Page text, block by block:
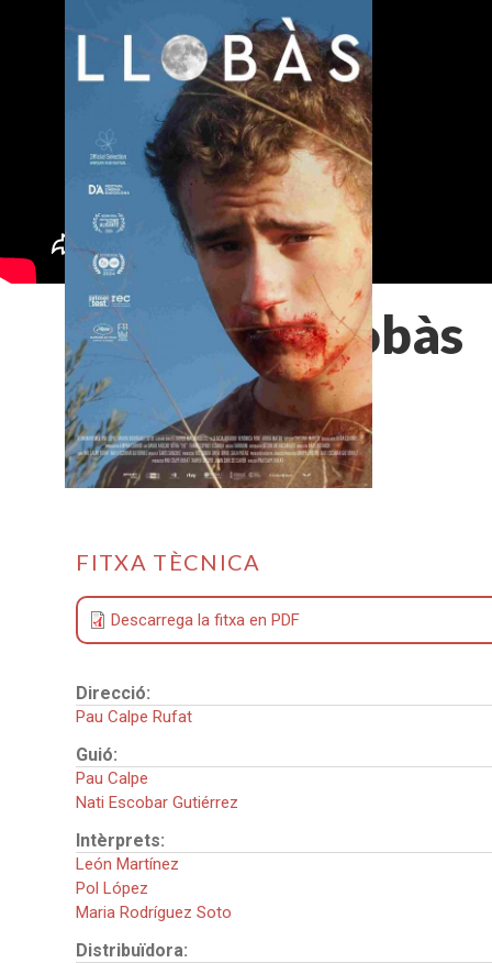
Llobàs
FITXA TÈCNICA
Descarrega la fitxa en PDF
Direcció:
Pau Calpe Rufat
Guió:
Pau Calpe
Nati Escobar Gutiérrez
Intèrprets:
León Martínez
Pol López
Maria Rodríguez Soto
Distribuïdora: